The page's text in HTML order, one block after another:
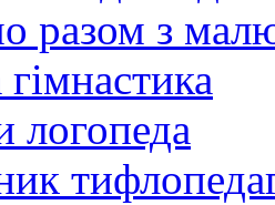
разом з
логопеда